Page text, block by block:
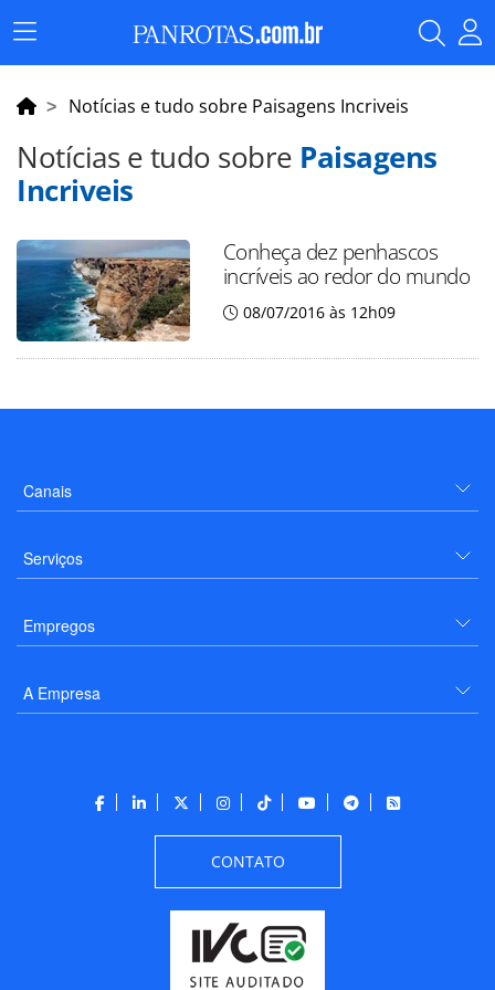
Menu
Principal
Notícias e tudo sobre Paisagens Incriveis
Notícias e tudo sobre Paisagens
Incriveis
Conheça dez penhascos
incríveis ao redor do mundo
08/07/2016 às 12h09
Canais
Serviços
Empregos
A Empresa
CONTATO